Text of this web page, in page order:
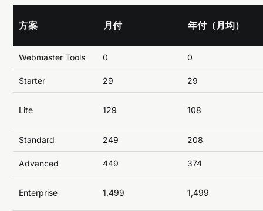
方案 月付 年付（月均）
Webmaster Tools 0 0
Starter 29 29
Lite 129 108
Standard 249 208
Advanced 449 374
Enterprise 1,499 1,499